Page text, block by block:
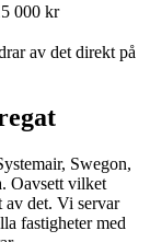
000 kr
av det direkt på
Swegon,
Oavsett vilket
av det. Vi servar
fastigheter med